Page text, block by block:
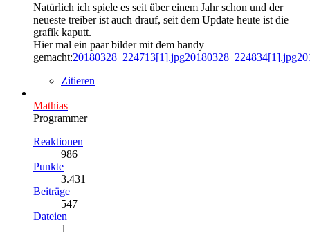
Natürlich ich spiele es seit über einem Jahr schon und der
neueste treiber ist auch drauf, seit dem Update heute ist die
grafik kaputt.
Hier mal ein paar bilder mit dem handy
gemacht:20180328_224713[1].jpg20180328_224834[1].jpg
Zitieren
Mathias
Programmer
Reaktionen
986
Punkte
3.431
Beiträge
547
Dateien
1